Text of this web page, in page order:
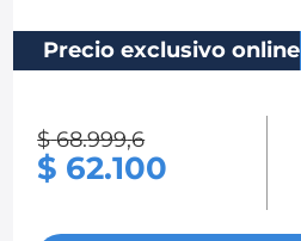
Precio exclusivo online
$ 68.999,6
$ 62.100
mazda 3
chevrolet sail
chevrolet spark gt